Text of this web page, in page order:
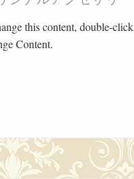
this content, double-click
Content.